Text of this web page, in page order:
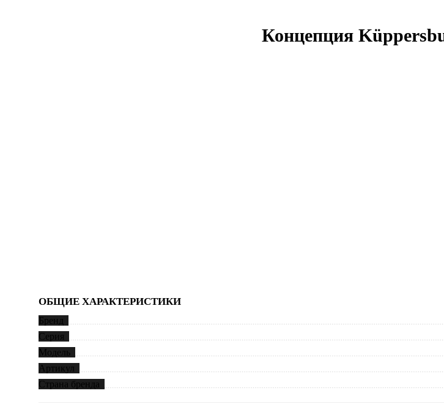
Концепция
ОБЩИЕ ХАРАКТЕРИСТИКИ
Бренд
Серия
Модель
Артикул
Страна бренда